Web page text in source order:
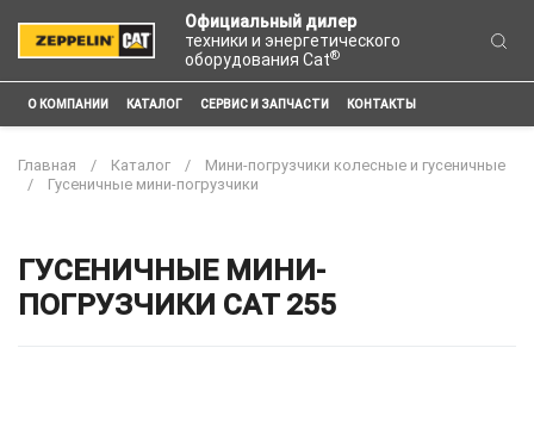
Официальный дилер
техники и энергетического
оборудования Cat®
О КОМПАНИИ КАТАЛОГ СЕРВИС И ЗАПЧАСТИ КОНТАКТЫ
Главная Каталог
Мини-погрузчики колесные и гусеничные
Гусеничные мини-погрузчики
ГУСЕНИЧНЫЕ МИНИ-
ПОГРУЗЧИКИ CAT 255